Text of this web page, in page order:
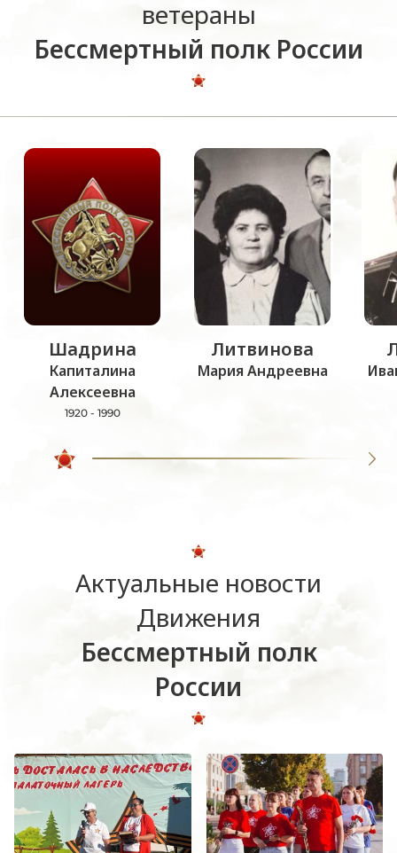
ветераны
Бессмертный полк России
Шадрина
Капиталина
Алексеевна
1920 - 1990
Литвинова
Мария Андреевна
Актуальные новости
Движения
Бессмертный полк
России